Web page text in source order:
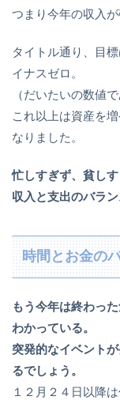
つまり今年の収入が
タイトル通り、目
イナスゼロ。
（だいたいの数値
これ以上は資産を
なりました。
忙しすぎず、貧しす
収入と支出のバラ
時間とお金の
もう今年は終わっ
わかっている。
突発的なイベント
るでしょう。
１２月２４日以降